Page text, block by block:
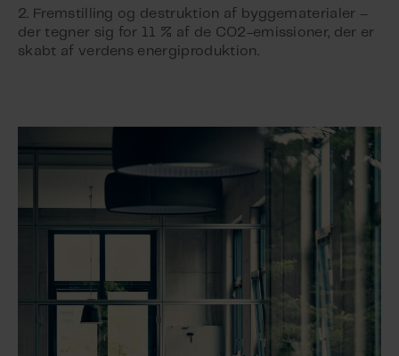
2. Fremstilling og destruktion af byggematerialer –
der tegner sig for 11 % af de CO2-emissioner, der er
skabt af verdens energiproduktion.